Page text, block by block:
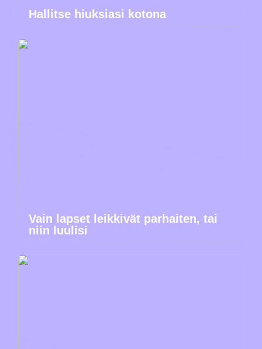
Hallitse hiuksiasi kotona
Vain lapset leikkivät parhaiten, tai
niin luulisi